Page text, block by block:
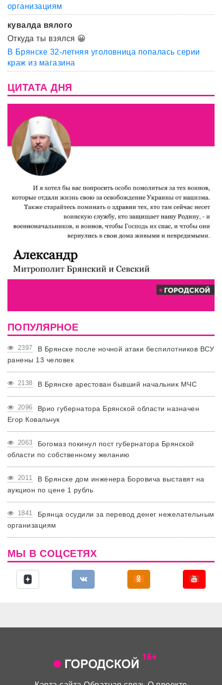
организациям
кувалда вялого
Откуда ты взялся 😀
В Брянске 32-летняя уголовница попалась серии
краж из магазина
ЦИТАТА ДНЯ
ПОПУЛЯРНОЕ
2397
В Брянске после ночной атаки беспилотников ВСУ
ранены 13 человек
2138 В Брянске арестован бывший начальник МЧС
2096
Врио губернатора Брянской области назначен
Егор Ковальчук
2063
Богомаз покинул пост губернатора Брянской
области по собственному желанию
2011
В Брянске дом инженера Боровича выставят на
аукцион по цене 1 рубль
1841
Брянца осудили за перевод денег нежелательным
организациям
МЫ В СОЦСЕТЯХ